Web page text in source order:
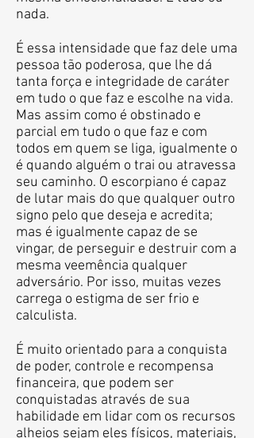
nada.
É essa intensidade que faz dele uma
pessoa tão poderosa, que lhe dá
tanta força e integridade de caráter
em tudo o que faz e escolhe na vida.
Mas assim como é obstinado e
parcial em tudo o que faz e com
todos em quem se liga, igualmente o
é quando alguém o trai ou atravessa
seu caminho. O escorpiano é capaz
de lutar mais do que qualquer outro
signo pelo que deseja e acredita;
mas é igualmente capaz de se
vingar, de perseguir e destruir com a
mesma veemência qualquer
adversário. Por isso, muitas vezes
carrega o estigma de ser frio e
calculista.
É muito orientado para a conquista
de poder, controle e recompensa
financeira, que podem ser
conquistadas através de sua
habilidade em lidar com os recursos
alheios sejam eles físicos, materiais,